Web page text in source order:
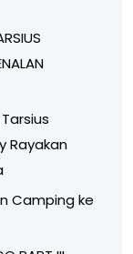
Rayakan
Camping ke